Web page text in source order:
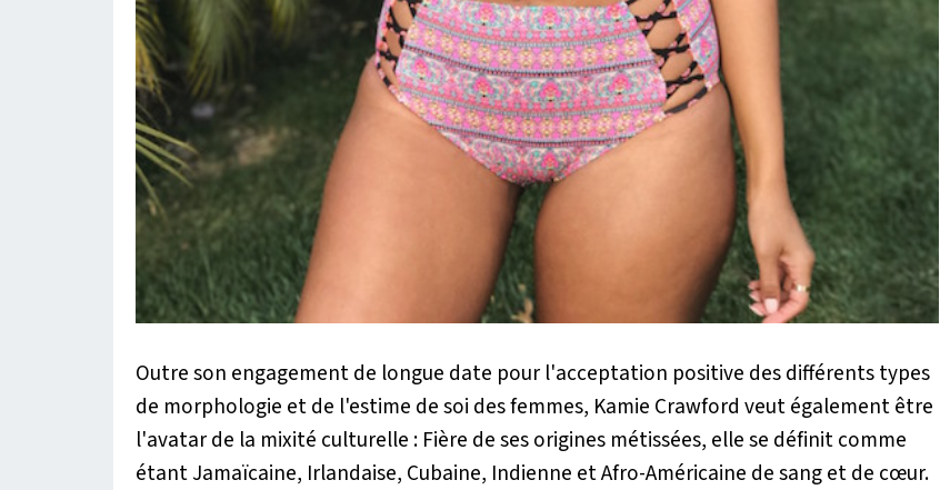
Outre son engagement de longue date pour l'acceptation positive des différents types
de morphologie et de l'estime de soi des femmes, Kamie Crawford veut également être
l'avatar de la mixité culturelle : Fière de ses origines métissées, elle se définit comme
étant Jamaïcaine, Irlandaise, Cubaine, Indienne et Afro-Américaine de sang et de cœur.